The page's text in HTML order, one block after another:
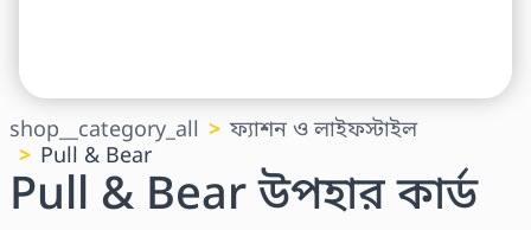
shop__category_all
ফ্যাশন ও লাইফস্টাইল
Pull & Bear
Pull & Bear উপহার কার্ড